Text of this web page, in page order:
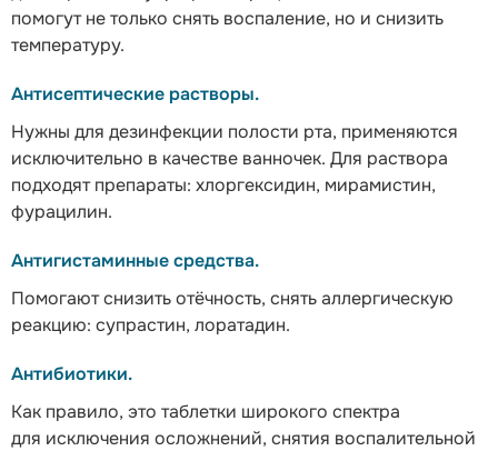
помогут не только снять воспаление, но и снизить
температуру.
Антисептические растворы.
Нужны для дезинфекции полости рта, применяются
исключительно в качестве ванночек. Для раствора
подходят препараты: хлоргексидин, мирамистин,
фурацилин.
Антигистаминные средства.
Помогают снизить отёчность, снять аллергическую
реакцию: супрастин, лоратадин.
Антибиотики.
Как правило, это таблетки широкого спектра
для исключения осложнений, снятия воспалительной